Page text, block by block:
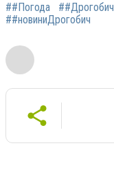
##Погода ##Дрогобич
##новиниДрогобич